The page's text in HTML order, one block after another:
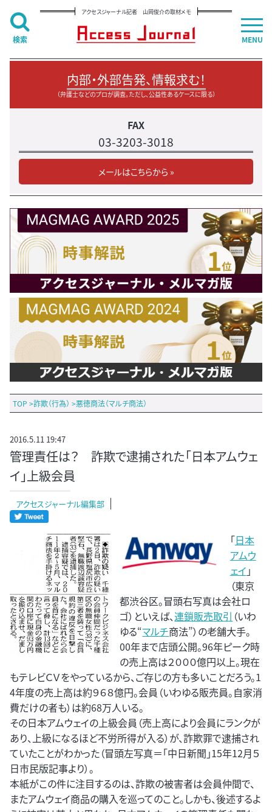
アクセスジャーナル記者 山岡俊介の取材メモ
内部・外部告発、情報求む！
（弁護士などのプロが調査。ただし、公益性あるケースに限る）
FAX
03-3203-3018
メールはこちらから »
TOP >詐欺（行為） >悪徳商法（マルチ商法）
2016.5.11 19:47
管理責任は？ 詐欺で逮捕された「日本アムウェ
イ」上級会員
アクセスジャーナル編集部
「日本
アムウ
ェイ 」
（東京
都渋谷区。冒頭右写真は会社ロ
ゴ）といえば、連鎖販売取引 （いわ
ゆる“マルチ商法”）の老舗大手。
00年まで店頭公開。96年ピーク時
の売上高は２０００億円以上。現在
もテレビＣＶをやっているから、ご存じの方も多いことだろう。1
4年度の売上高は約９６８億円。会員（いわゆる販売員。自家消
費だけの者も）は約68万人いる。
その日本アムウェイの上級会員（売上高により会員にランクが
あり、上級になるほど不労所得が入る）が、詐欺罪で逮捕され
ていたことがわかった（冒頭左写真＝「中日新聞」15年12月５
日市民版記事より）。
本紙がこの件に注目するのは、詐欺の被害者は会員仲間で、
またアムウェイ商品の購入を巡ってのこと。しかも、後述するよ
MENU
検索